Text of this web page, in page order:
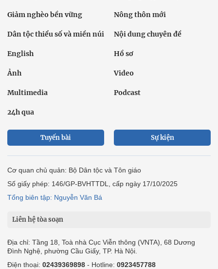
Giảm nghèo bền vững Nông thôn mới
Dân tộc thiểu số và miền núi Nội dung chuyên đề
English Hồ sơ
Ảnh Video
Multimedia Podcast
24h qua
Tuyến bài Sự kiện
Cơ quan chủ quản: Bộ Dân tộc và Tôn giáo
Số giấy phép: 146/GP-BVHTTDL, cấp ngày 17/10/2025
Tổng biên tập: Nguyễn Văn Bá
Liên hệ tòa soạn
Địa chỉ: Tầng 18, Toà nhà Cục Viễn thông (VNTA), 68 Dương
Đình Nghệ, phường Cầu Giấy, TP. Hà Nội.
Điện thoại: 02439369898 - Hotline: 0923457788